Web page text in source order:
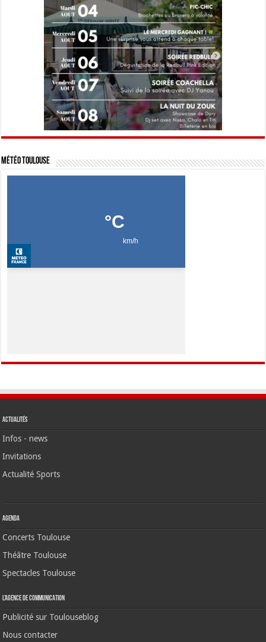
Météo Toulouse
Actualités
Infos - news
Invitations
Actualité Sports
Agenda
Concerts Toulouse
Théâtre Toulouse
Spectacles Toulouse
L’agence de communication
Publicité sur Toulouseblog
Nous contacter